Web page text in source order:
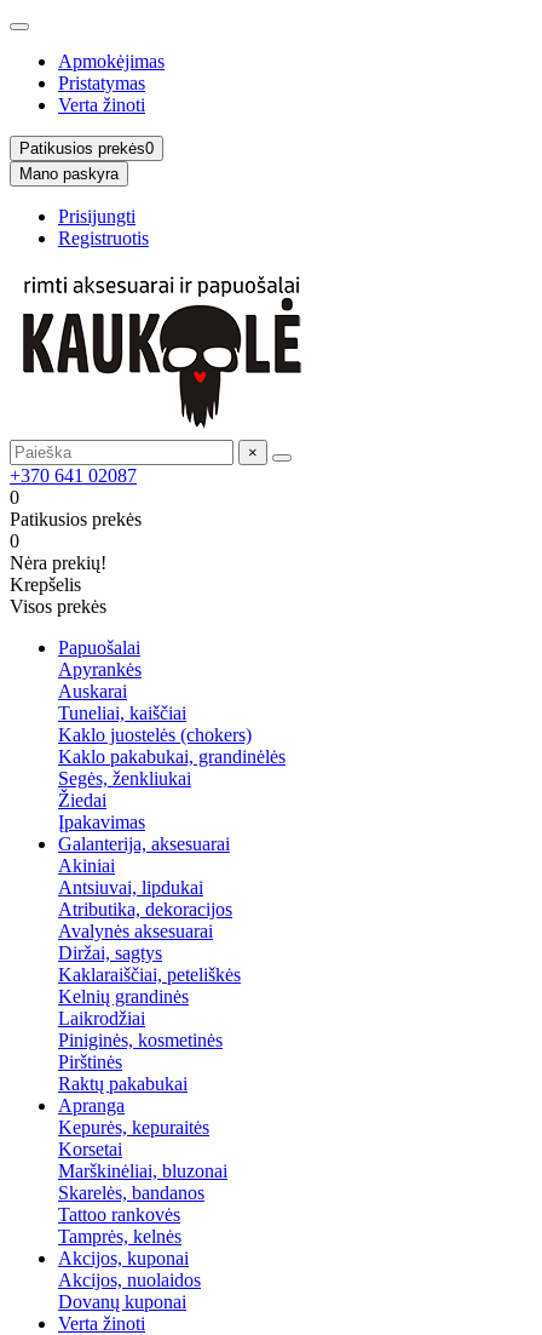
Apmokėjimas
Pristatymas
Verta žinoti
Patikusios prekės0
Mano paskyra
Prisijungti
Registruotis
×
+370 641 02087
0
Patikusios prekės
0
Nėra prekių!
Krepšelis
Visos prekės
Papuošalai
Apyrankės
Auskarai
Tuneliai, kaiščiai
Kaklo juostelės (chokers)
Kaklo pakabukai, grandinėlės
Segės, ženkliukai
Žiedai
Įpakavimas
Galanterija, aksesuarai
Akiniai
Antsiuvai, lipdukai
Atributika, dekoracijos
Avalynės aksesuarai
Diržai, sagtys
Kaklaraiščiai, peteliškės
Kelnių grandinės
Laikrodžiai
Piniginės, kosmetinės
Pirštinės
Raktų pakabukai
Apranga
Kepurės, kepuraitės
Korsetai
Marškinėliai, bluzonai
Skarelės, bandanos
Tattoo rankovės
Tamprės, kelnės
Akcijos, kuponai
Akcijos, nuolaidos
Dovanų kuponai
Verta žinoti